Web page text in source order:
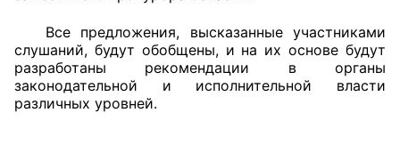
Все предложения, высказанные участниками
слушаний, будут обобщены, и на их основе будут
разработаны рекомендации в органы
законодательной и исполнительной власти
различных уровней.